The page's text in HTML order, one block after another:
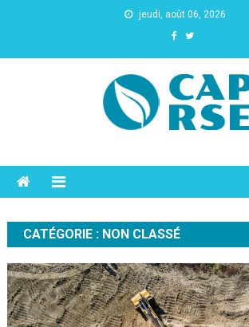
jeudi, août 06, 2026
CATÉGORIE : NON CLASSÉ